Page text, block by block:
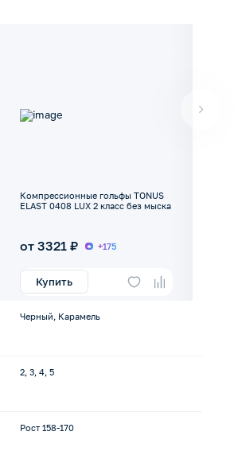
Компрессионные гольфы TONUS
ELAST 0408 LUX 2 класс без мыска
от 3321 ₽ +175
Купить
Черный, Карамель
2, 3, 4, 5
Рост 158-170